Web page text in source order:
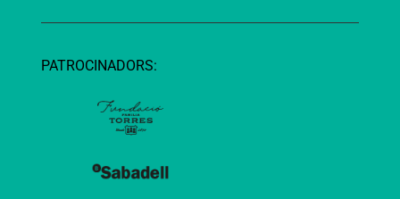
PATROCINADORS: